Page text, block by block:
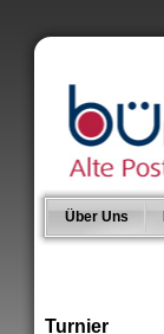
Über Uns
Turnier